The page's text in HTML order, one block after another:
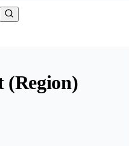
(Region)